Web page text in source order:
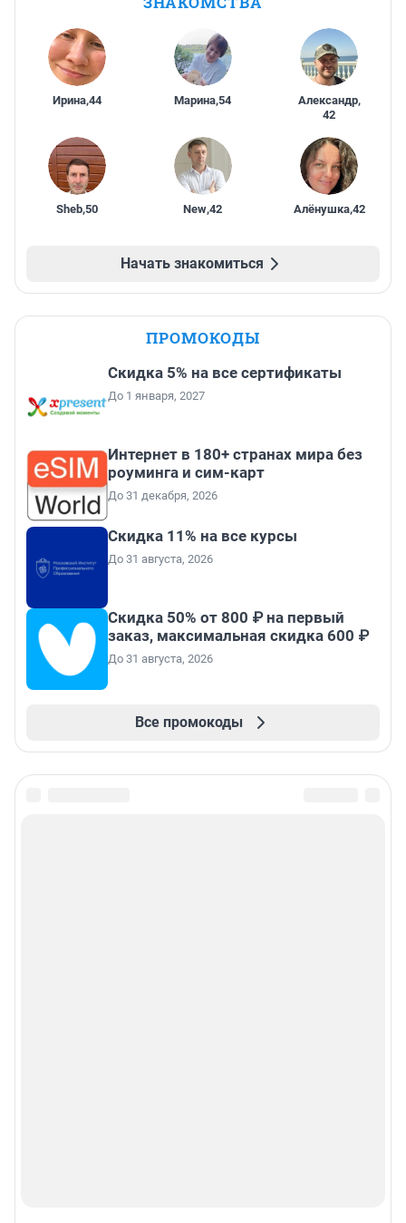
Ирина,44 Марина,54 Александр,
42
Sheb,50 New,42 Алёнушка,42
Начать знакомиться
ПРОМОКОДЫ
Скидка 5% на все сертификаты
До 1 января, 2027
Интернет в 180+ странах мира без
роуминга и сим-карт
До 31 декабря, 2026
Скидка 11% на все курсы
До 31 августа, 2026
Скидка 50% от 800 ₽ на первый
заказ, максимальная скидка 600 ₽
До 31 августа, 2026
Все промокоды